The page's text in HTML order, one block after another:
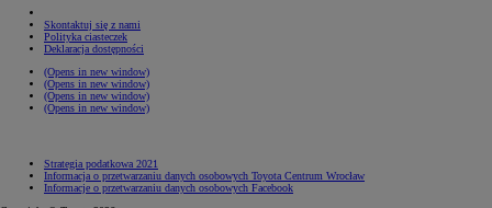
Skontaktuj się z nami
Polityka ciasteczek
Deklaracja dostępności
(Opens in new window)
(Opens in new window)
(Opens in new window)
(Opens in new window)
Strategia podatkowa 2021
Informacja o przetwarzaniu danych osobowych Toyota Centrum Wrocław
Informacje o przetwarzaniu danych osobowych Facebook